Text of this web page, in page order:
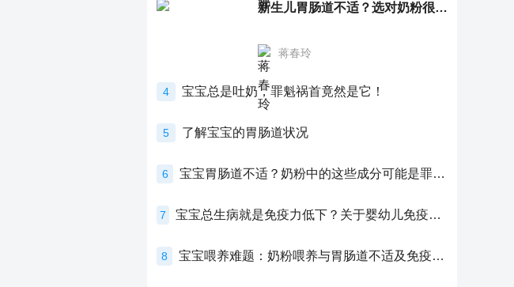
新生儿胃肠道不适？选对奶粉很重要！
蒋春玲
4 宝宝总是吐奶，罪魁祸首竟然是它！
5 了解宝宝的胃肠道状况
6 宝宝胃肠道不适？奶粉中的这些成分可能是罪魁祸首！
7 宝宝总生病就是免疫力低下？关于婴幼儿免疫力的真相，家长必须了解！
8 宝宝喂养难题：奶粉喂养与胃肠道不适及免疫力提升的奥秘